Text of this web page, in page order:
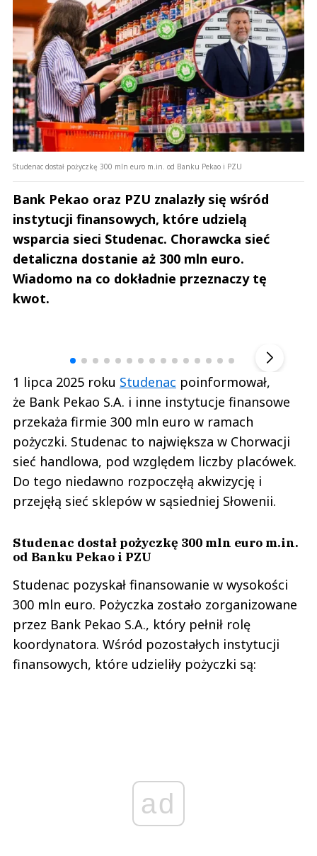
Studenac dostał pożyczkę 300 mln euro m.in. od Banku Pekao i PZU
Bank Pekao oraz PZU znalazły się wśród
instytucji finansowych, które udzielą
wsparcia sieci Studenac. Chorawcka sieć
detaliczna dostanie aż 300 mln euro.
Wiadomo na co dokładnie przeznaczy tę
kwot.
1 lipca 2025 roku Studenac poinformował,
że Bank Pekao S.A. i inne instytucje finansowe
przekaża firmie 300 mln euro w ramach
pożyczki. Studenac to największa w Chorwacji
sieć handlowa, pod względem liczby placówek.
Do tego niedawno rozpoczęłą akwizycję i
przejęłą sieć sklepów w sąsiedniej Słowenii.
Studenac dostał pożyczkę 300 mln euro m.in.
od Banku Pekao i PZU
Studenac pozyskał finansowanie w wysokości
300 mln euro. Pożyczka zostało zorganizowane
przez Bank Pekao S.A., który pełnił rolę
koordynatora. Wśród pozostałych instytucji
finansowych, które udzieliły pożyczki są:
ad